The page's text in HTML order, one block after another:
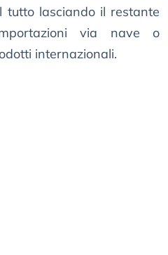
tutto lasciando il restante
via nave o
internazionali.